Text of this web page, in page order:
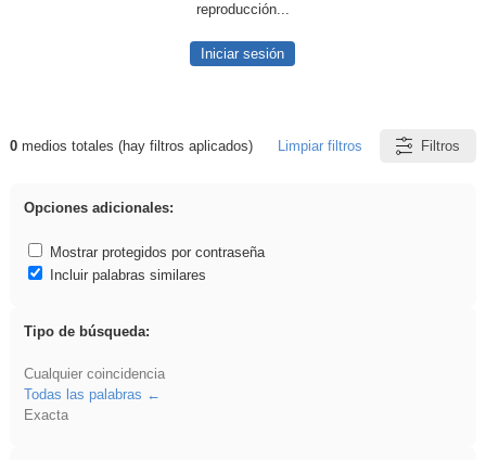
reproducción...
Iniciar sesión
Resultados de: Arquitectura
0medios totales (hay filtros aplicados) Limpiar filtros Filtros
Opciones adicionales:
Mostrar protegidos por contraseña
Incluir palabras similares
Tipo de búsqueda:
Cualquier coincidencia
Todas las palabras
Exacta